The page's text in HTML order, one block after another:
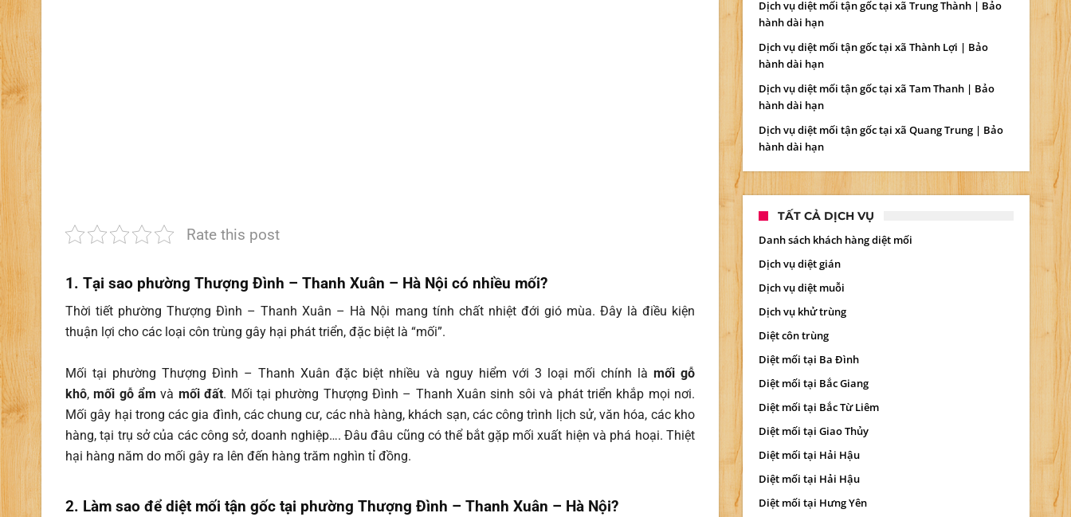
Rate this post
1. Tại sao phường Thượng Đình – Thanh Xuân – Hà Nội có nhiều mối?
Thời tiết phường Thượng Đình – Thanh Xuân – Hà Nội mang tính chất nhiệt đới gió mùa. Đây là điều kiện
thuận lợi cho các loại côn trùng gây hại phát triển, đặc biệt là “mối”.
Mối tại phường Thượng Đình – Thanh Xuânđặc biệt nhiều và nguy hiểm với 3 loại mối chính là mối gỗ
khô,mối gỗ ẩm và mối đất. Mối tại phường Thượng Đình – Thanh Xuân sinh sôi và phát triển khắp mọi nơi.
Mối gây hại trong các gia đình, các chung cư, các nhà hàng, khách sạn, các công trình lịch sử, văn hóa, các kho
hàng, tại trụ sở của các công sở, doanh nghiệp…. Đâu đâu cũng có thể bắt gặp mối xuất hiện và phá hoại. Thiệt
hại hàng năm do mối gây ra lên đến hàng trăm nghìn tỉ đồng.
2. Làm sao để diệt mối tận gốc tại phường Thượng Đình – Thanh Xuân – Hà Nội?
Dịch vụ diệt mối tận gốc tại xã Trung Thành | Bảo
hành dài hạn
Dịch vụ diệt mối tận gốc tại xã Thành Lợi | Bảo
hành dài hạn
Dịch vụ diệt mối tận gốc tại xã Tam Thanh | Bảo
hành dài hạn
Dịch vụ diệt mối tận gốc tại xã Quang Trung | Bảo
hành dài hạn
TẤT CẢ DỊCH VỤ
Danh sách khách hàng diệt mối
Dịch vụ diệt gián
Dịch vụ diệt muỗi
Dịch vụ khử trùng
Diệt côn trùng
Diệt mối tại Ba Đình
Diệt mối tại Bắc Giang
Diệt mối tại Bắc Từ Liêm
Diệt mối tại Giao Thủy
Diệt mối tại Hải Hậu
Diệt mối tại Hải Hậu
Diệt mối tại Hưng Yên